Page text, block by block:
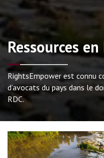
Ressources
RightsEmpower est connu
d’avocats du pays dans le
RDC.